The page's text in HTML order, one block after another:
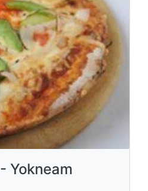
Yokneam